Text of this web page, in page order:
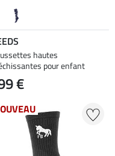
hautes
pour enfant
€